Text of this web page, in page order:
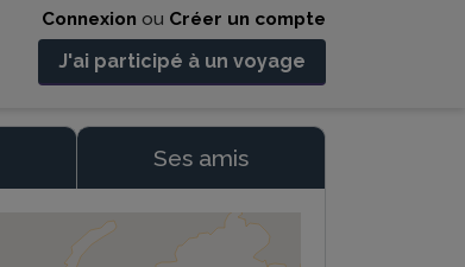
Connexion ou Créer un compte
J'ai participé à un voyage
Ses amis